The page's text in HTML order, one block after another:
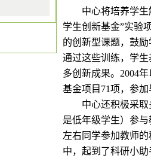
中心将培养学
学生创新基金”实验
的创新型课题，鼓
通过这些训练，学
多创新成果。 2004年
基金项目 71项，参加
中心还积极采
是低年级学生）参
左右同学参加教师
中，起到了科研小